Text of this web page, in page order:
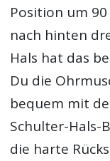
Position um
nach hinten
Hals hat das
Du die
bequem mit
Schulter-Hals-
die harte